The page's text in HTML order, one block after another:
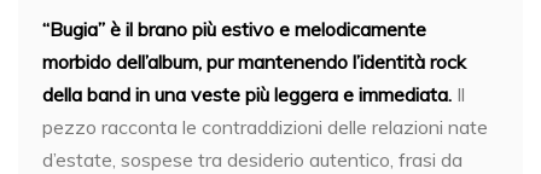
“Bugia” è il brano più estivo e melodicamente
morbido dell’album, pur mantenendo l’identità rock
della band in una veste più leggera e immediata. Il
pezzo racconta le contraddizioni delle relazioni nate
d’estate, sospese tra desiderio autentico, frasi da